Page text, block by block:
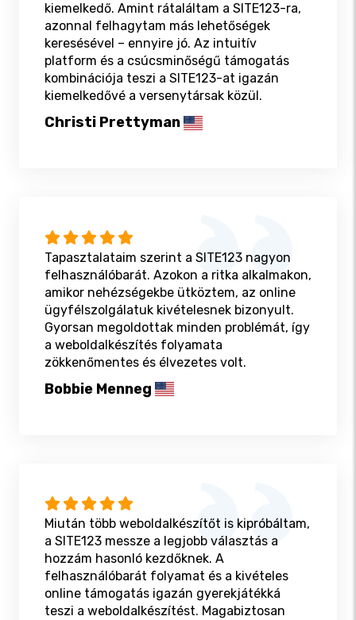
kiemelkedő. Amint rátaláltam a SITE123-ra,
azonnal felhagytam más lehetőségek
keresésével – ennyire jó. Az intuitív
platform és a csúcsminőségű támogatás
kombinációja teszi a SITE123-at igazán
kiemelkedővé a versenytársak közül.
Christi Prettyman
Tapasztalataim szerint a SITE123 nagyon
felhasználóbarát. Azokon a ritka alkalmakon,
amikor nehézségekbe ütköztem, az online
ügyfélszolgálatuk kivételesnek bizonyult.
Gyorsan megoldottak minden problémát, így
a weboldalkészítés folyamata
zökkenőmentes és élvezetes volt.
Bobbie Menneg
Miután több weboldalkészítőt is kipróbáltam,
a SITE123 messze a legjobb választás a
hozzám hasonló kezdőknek. A
felhasználóbarát folyamat és a kivételes
online támogatás igazán gyerekjátékká
teszi a weboldalkészítést. Magabiztosan